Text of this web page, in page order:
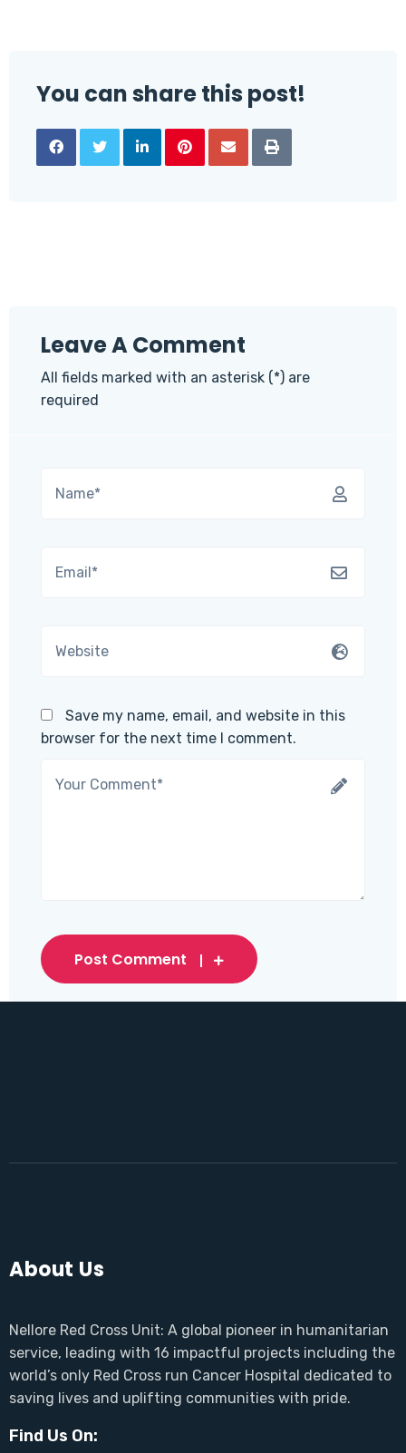
You can share this post!
Leave A Comment
All fields marked with an asterisk (*) are
required
Save my name, email, and website in this
browser for the next time I comment.
Post Comment
About Us
Nellore Red Cross Unit: A global pioneer in humanitarian
service, leading with 16 impactful projects including the
world’s only Red Cross run Cancer Hospital dedicated to
saving lives and uplifting communities with pride.
Find Us On: